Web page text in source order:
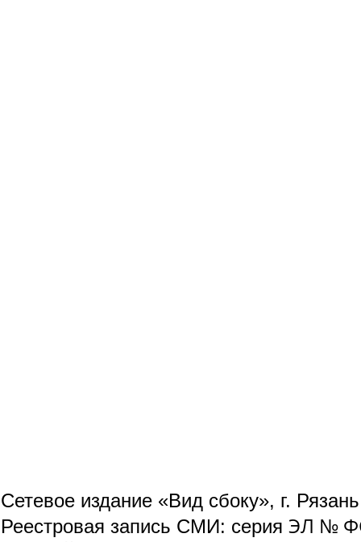
Сетевое издание «Вид сбоку», г.
Реестровая запись СМИ: серия ЭЛ №